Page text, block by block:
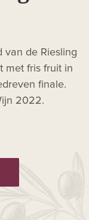
van de Riesling
met fris fruit in
finale.
2022.